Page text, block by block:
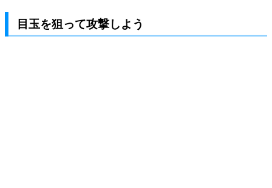
目玉を狙って攻撃しよう